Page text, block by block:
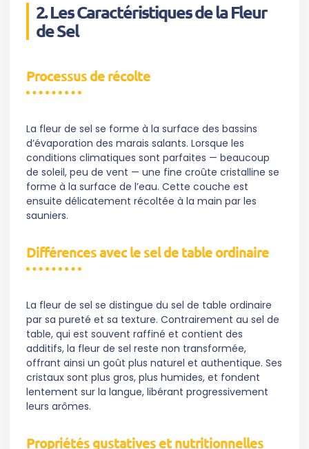
2. Les Caractéristiques de la Fleur
de Sel
Processus de récolte
La fleur de sel se forme à la surface des bassins
d’évaporation des marais salants. Lorsque les
conditions climatiques sont parfaites — beaucoup
de soleil, peu de vent — une fine croûte cristalline se
forme à la surface de l’eau. Cette couche est
ensuite délicatement récoltée à la main par les
sauniers.
Différences avec le sel de table ordinaire
La fleur de sel se distingue du sel de table ordinaire
par sa pureté et sa texture. Contrairement au sel de
table, qui est souvent raffiné et contient des
additifs, la fleur de sel reste non transformée,
offrant ainsi un goût plus naturel et authentique. Ses
cristaux sont plus gros, plus humides, et fondent
lentement sur la langue, libérant progressivement
leurs arômes.
Propriétés gustatives et nutritionnelles